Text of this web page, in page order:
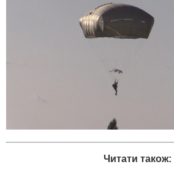
Читати також: